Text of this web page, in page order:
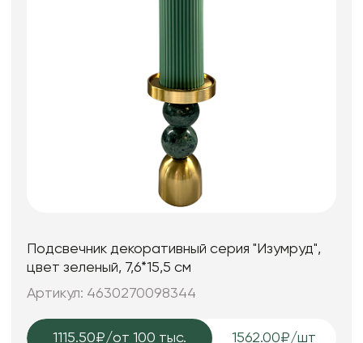
Подсвечник декоративный серия "Изумруд",
цвет зеленый, 7,6*15,5 см
Артикул: 4630270098344
1115.50₽/от 100 тыс. 1562.00₽/шт